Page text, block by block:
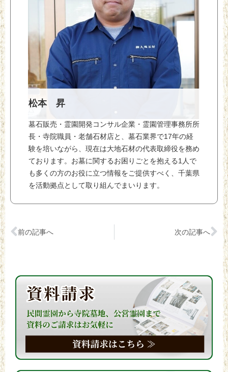
松本 昇
墓石販売・霊園開発コンサル企業・霊園管理事務所所
長・寺院職員・老舗石材店と、墓石業界で17年の経
験を培いながら、現在は大地石材の代表取締役を務め
ております。お墓に関するお困りごとを抱える1人で
も多くの方のお役に立つ情報をご提供すべく、千葉県
を活動拠点として取り組んでまいります。
前の記事へ 次の記事へ